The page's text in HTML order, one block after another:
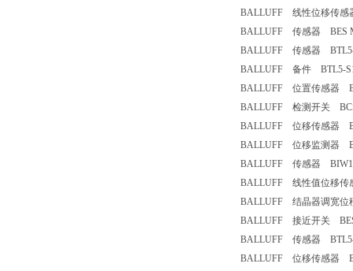
BALLUFF 线性位移传感
BALLUFF 传感器 BES
BALLUFF 传感器 BTL5-
BALLUFF 备件 BTL5-
BALLUFF 位置传感器
BALLUFF 检测开关
BALLUFF 位移传感器
BALLUFF 位移监测器
BALLUFF 传感器 BIW1-
BALLUFF 线性值位移传
BALLUFF 结晶器调宽位
BALLUFF 接近开关
BALLUFF 传感器 BTL5-
BALLUFF 位移传感器